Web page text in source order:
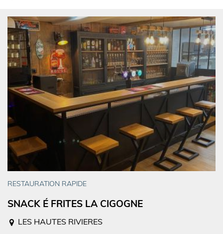
RESTAURATION RAPIDE
SNACK É FRITES LA CIGOGNE
LES HAUTES RIVIERES